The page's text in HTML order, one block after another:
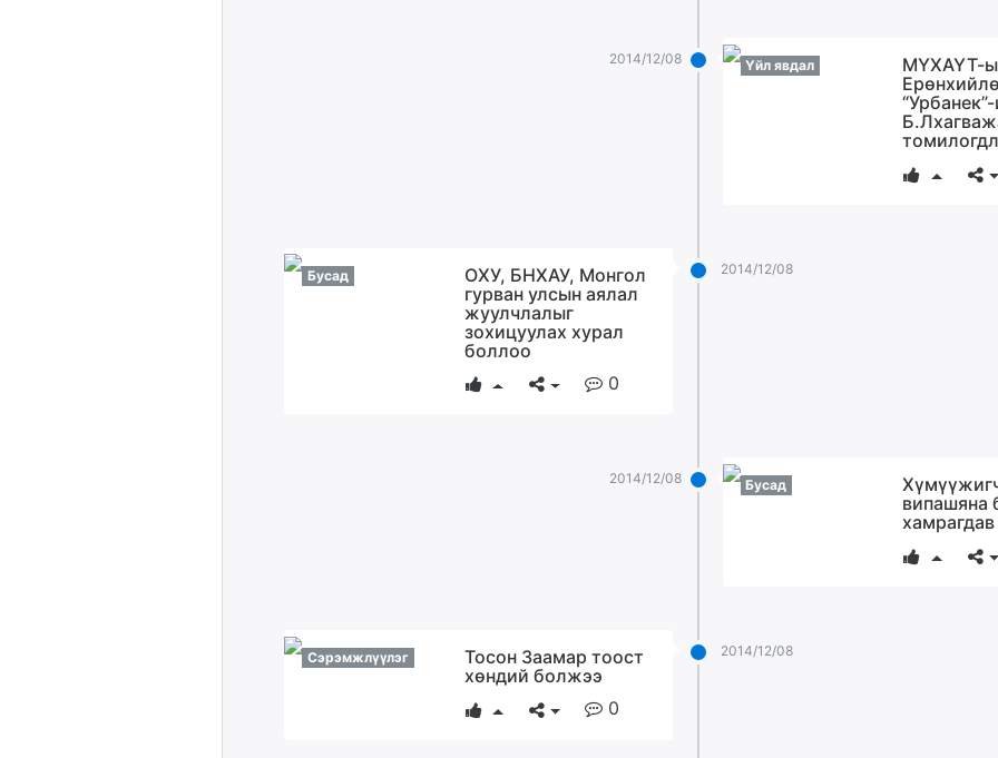
2014/12/08 Үйл явдал
МҮХАҮТ-
2014/12/08
Бусад
ОХУ, БНХАУ, Монгол
гурван улсын аялал
жуулчлалыг
зохицуулах хурал
боллоо
0
2014/12/08 Бусад
випашяна
хамрагдав
2014/12/08
Сэрэмжлүүлэг
Тосон Заамар тоост
хөндий болжээ
0